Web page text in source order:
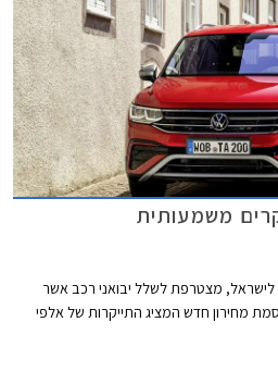
משמעותית
לישראל, מצטרפת לשלל יבואני רכב אשר
מחירון חדש המציג התייקרות של אלפי